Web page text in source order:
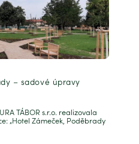
– sadové úpravy
TÁBOR s.r.o. realizovala
„Hotel Zámeček, Poděbrady